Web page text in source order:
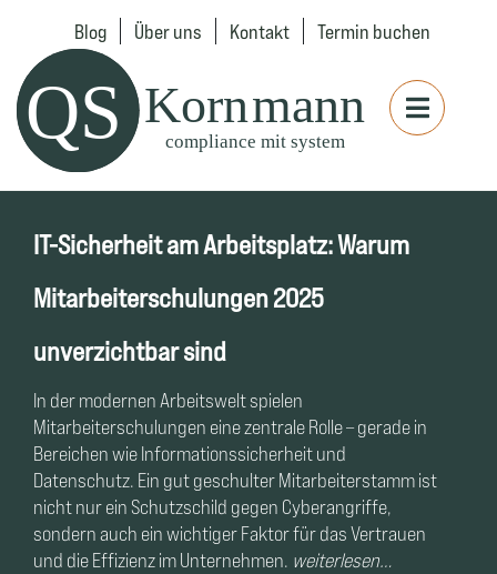
Blog Über uns Kontakt Termin buchen
IT-Sicherheit am Arbeitsplatz: Warum
Mitarbeiterschulungen 2025
unverzichtbar sind
In der modernen Arbeitswelt spielen
Mitarbeiterschulungen eine zentrale Rolle – gerade in
Bereichen wie Informationssicherheit und
Datenschutz. Ein gut geschulter Mitarbeiterstamm ist
nicht nur ein Schutzschild gegen Cyberangriffe,
sondern auch ein wichtiger Faktor für das Vertrauen
und die Effizienz im Unternehmen. weiterlesen…